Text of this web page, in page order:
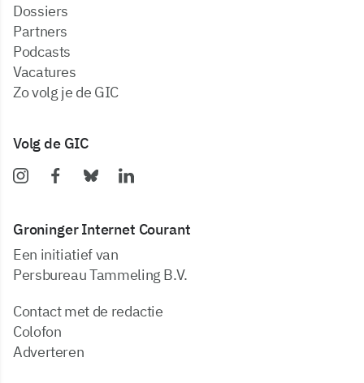
dossiers
partners
podcasts
vacatures
zo volg je de GIC
Volg de GIC
Groninger Internet Courant
Een initiatief van
Persbureau Tammeling B.V.
Contact met de redactie
Colofon
Adverteren